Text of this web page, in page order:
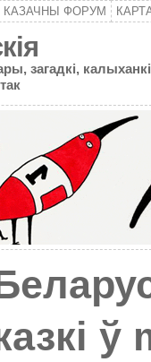
КАЗАЧНЫ ФОРУМ
загадкі,
ў